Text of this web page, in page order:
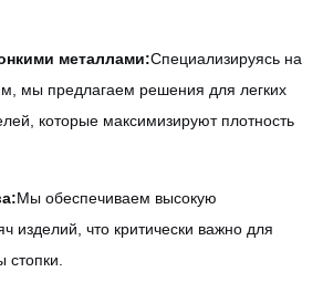
металлами:Специализируясь на
мы предлагаем решения для легких
которые максимизируют плотность
Мы обеспечиваем высокую
изделий, что критически важно для
стопки.